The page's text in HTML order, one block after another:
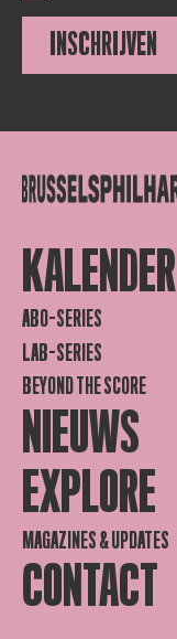
INSCHRIJVEN
KALENDER
ABO-SERIES
LAB-SERIES
BEYOND THE SCORE
NIEUWS
EXPLORE
MAGAZINES & UPDATES
CONTACT